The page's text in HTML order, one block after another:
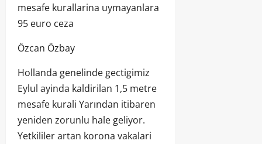
mesafe kurallarina uymayanlara
95 euro ceza
Özcan Özbay
Hollanda genelinde gectigimiz
Eylul ayinda kaldirilan 1,5 metre
mesafe kurali Yarından itibaren
yeniden zorunlu hale geliyor.
Yetkililer artan korona vakalari